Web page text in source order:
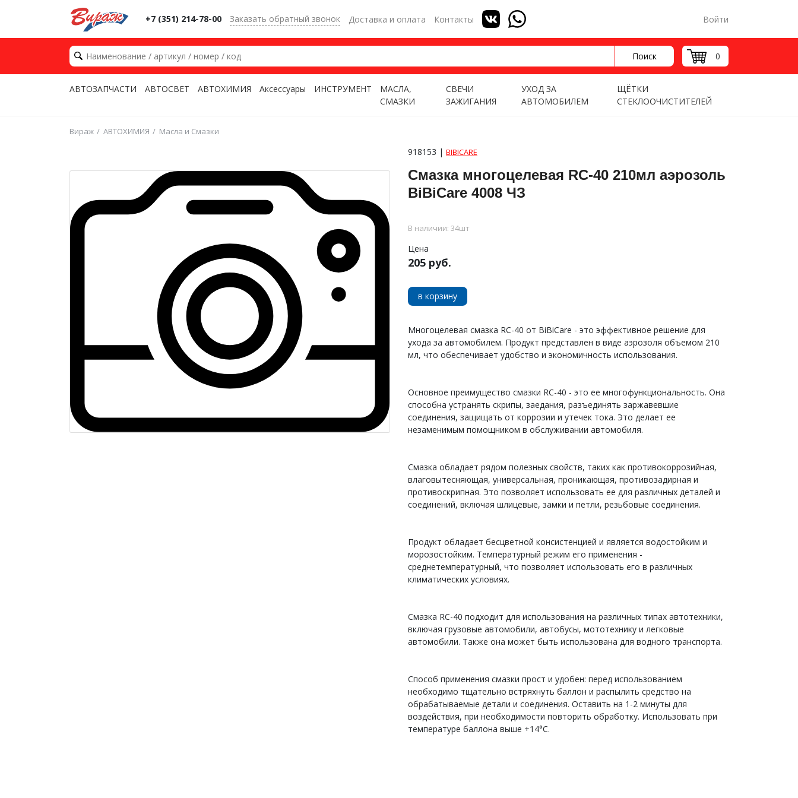
+7 (351) 214-78-00 Заказать обратный звонок Доставка и оплата Контакты Войти
Поиск 0
АВТОЗАПЧАСТИ АВТОСВЕТ АВТОХИМИЯ Аксессуары ИНСТРУМЕНТ
МАСЛА,
СМАЗКИ
СВЕЧИ
ЗАЖИГАНИЯ
УХОД ЗА
АВТОМОБИЛЕМ
ЩЁТКИ
СТЕКЛООЧИСТИТЕЛЕЙ
Вираж АВТОХИМИЯ Масла и Смазки
918153 | BIBICARE
Смазка многоцелевая RC-40 210мл аэрозоль
BiBiCare 4008 ЧЗ
В наличии: 34шт
Цена
205 руб.
в корзину
Многоцелевая смазка RC-40 от BiBiCare - это эффективное решение для
ухода за автомобилем. Продукт представлен в виде аэрозоля объемом 210
мл, что обеспечивает удобство и экономичность использования.
Основное преимущество смазки RC-40 - это ее многофункциональность. Она
способна устранять скрипы, заедания, разъединять заржавевшие
соединения, защищать от коррозии и утечек тока. Это делает ее
незаменимым помощником в обслуживании автомобиля.
Смазка обладает рядом полезных свойств, таких как противокоррозийная,
влаговытесняющая, универсальная, проникающая, противозадирная и
противоскрипная. Это позволяет использовать ее для различных деталей и
соединений, включая шлицевые, замки и петли, резьбовые соединения.
Продукт обладает бесцветной консистенцией и является водостойким и
морозостойким. Температурный режим его применения -
среднетемпературный, что позволяет использовать его в различных
климатических условиях.
Смазка RC-40 подходит для использования на различных типах автотехники,
включая грузовые автомобили, автобусы, мототехнику и легковые
автомобили. Также она может быть использована для водного транспорта.
Способ применения смазки прост и удобен: перед использованием
необходимо тщательно встряхнуть баллон и распылить средство на
обрабатываемые детали и соединения. Оставить на 1-2 минуты для
воздействия, при необходимости повторить обработку. Использовать при
температуре баллона выше +14°С.